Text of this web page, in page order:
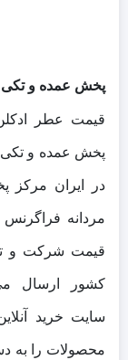
پخش عمده و تکی
قیمت عطر
پخش عمده و تکی
در ایران مرکز
مردانه
قیمت شرکت و
کشور
سایت خرید
محصولات را به